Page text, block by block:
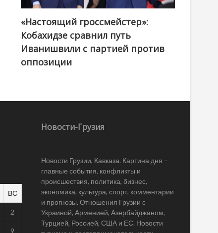
@ქართული ოცნება / Georgian Dream
«Настоящий гроссмейстер»:
Кобахидзе сравнил путь
Иванишвили с партией против
оппозиции
ВС
2
9
Новости-Грузия
Новости Грузии, Кавказа. Картина дня –
главные события, конфликты и
происшествия, политика, бизнес,
экономика, культура, спорт, комментарии
и прогнозы. Отношения Грузии с
Украиной, Арменией, Азербайджаном,
Турцией, Россией, США и ЕС. Новости